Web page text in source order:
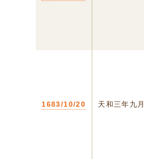
1683/10/20 天和三年九